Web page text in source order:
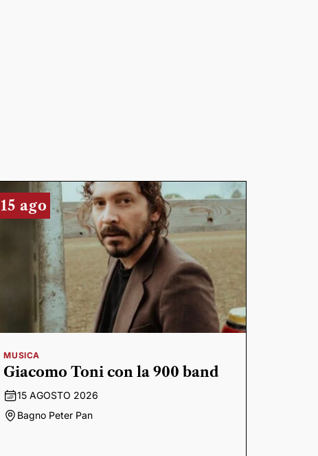
15 ago
MUSICA
Giacomo Toni con la 900 band
15 AGOSTO 2026
Bagno Peter Pan